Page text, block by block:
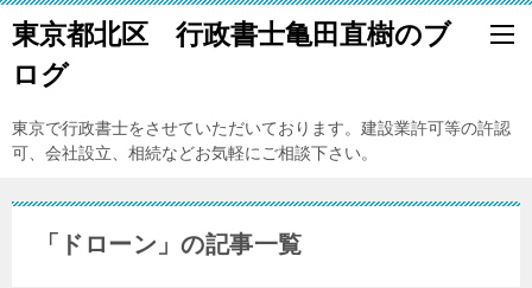
東京都北区 行政書士亀田直樹のブ
ログ
東京で行政書士をさせていただいております。建設業許可等の許認
可、会社設立、相続などお気軽にご相談下さい。
「ドローン」の記事一覧